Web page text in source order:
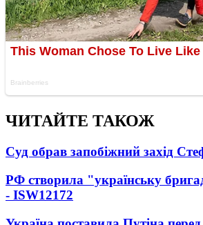
ЧИТАЙТЕ ТАКОЖ
Суд обрав запобіжний захід
РФ створила "українську
- ISW12172